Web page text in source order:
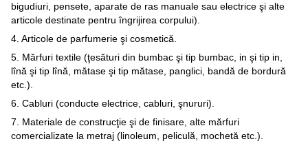
bigudiuri, pensete, aparate de ras manuale sau electrice şi alte
articole destinate pentru îngrijirea corpului).
4. Articole de parfumerie şi cosmetică.
5. Mărfuri textile (ţesături din bumbac şi tip bumbac, in şi tip in,
lînă şi tip lînă, mătase şi tip mătase, panglici, bandă de bordură
etc.).
6. Cabluri (conducte electrice, cabluri, şnururi).
7. Materiale de construcţie şi de finisare, alte mărfuri
comercializate la metraj (linoleum, peliculă, mochetă etc.).